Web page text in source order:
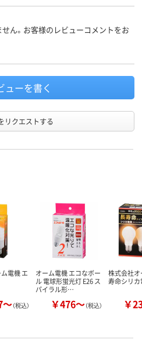
ん。お客様のレビューコメントをお
ューを書く
リクエストする
電機 エ
～（税込）
オーム電機 エコなボー
ル 電球形蛍光灯 E26 ス
パイラル形…
￥476～（税込）
株式会社
寿命シリカ
￥